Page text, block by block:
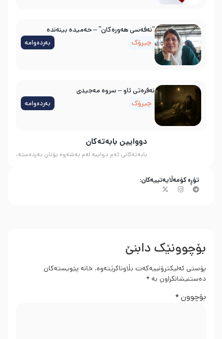
دووایین بابەتەکان
بابەتەکانی ئەم دواییە لەم بەشەوە بۆتان بەردەستە.
“نەفەسی هەورەکان” – حەمیدە بینەندە
چیرۆک
بەردەوامە
نه‌فره‌تی ئاو – سروه‌ مه‌جیدی
چیرۆک
بەردەوامە
تۆڕە کۆمەڵایەتییەکان:
بۆچوونێک دابنێ
پۆستی ئەلیکترۆنییەکەت بڵاوناکرێتەوە. خانە پێویستەکان
دەستنیشانکراون بە *
بۆچوون*